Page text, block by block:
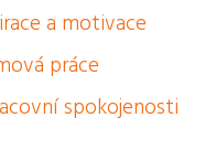
a motivace
práce
spokojenosti